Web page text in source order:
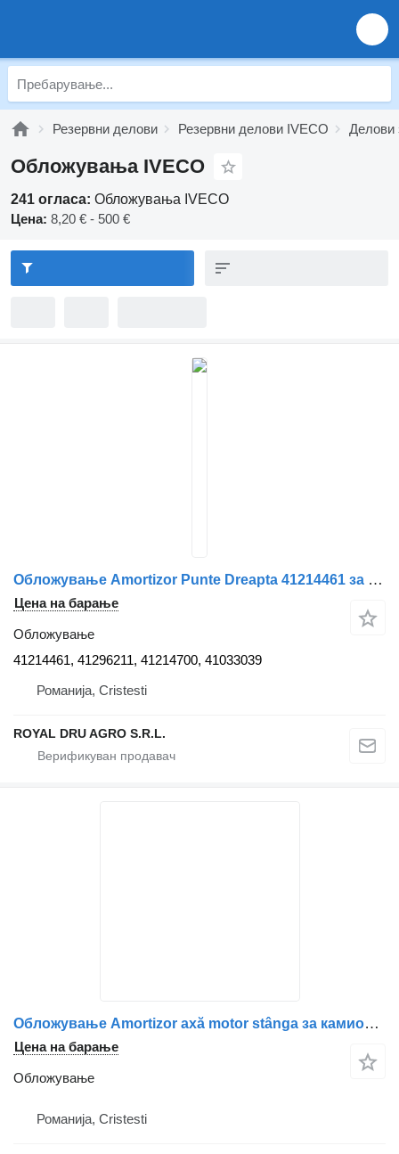
Резервни делови Резервни делови IVECO Делови
Обложувања IVECO
241 огласа: Обложувања IVECO
Цена: 8,20 € - 500 €
Обложување Amortizor Punte Dreapta 41214461 за камион IVECO – Coduri
Цена на барање
Обложување
41214461, 41296211, 41214700, 41033039
Романија, Cristesti
ROYAL DRU AGRO S.R.L.
Обложување Amortizor axă motor stânga за камион IVECO 3793 P YEO 5112
Цена на барање
Обложување
Романија, Cristesti